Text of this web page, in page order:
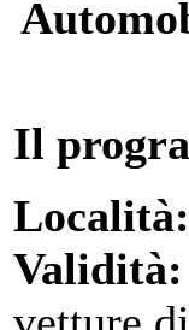
Il
Località:
Validità: